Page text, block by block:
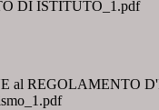
DI ISTITUTO_1.pdf
al REGOLAMENTO